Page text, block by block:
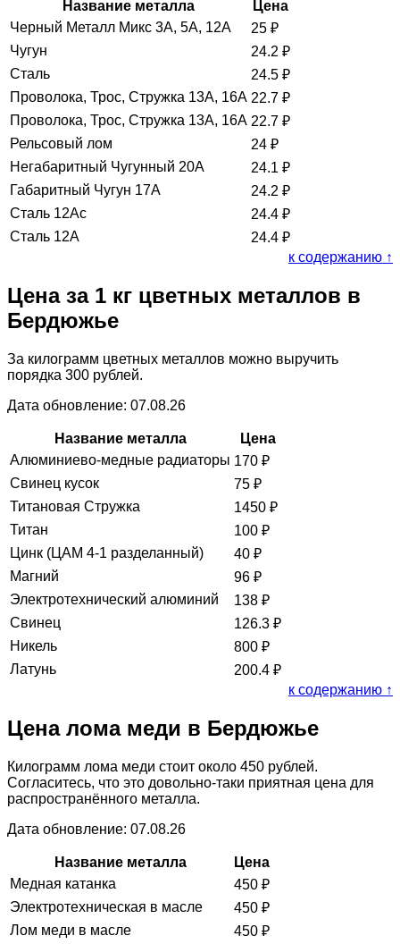
Название металла
Цена
Черный Металл Микс 3А, 5А, 12А
25 ₽
Чугун
24.2 ₽
Сталь
24.5 ₽
Проволока, Трос, Стружка 13А, 16А 22.7 ₽
Проволока, Трос, Стружка 13А, 16А 22.7 ₽
Рельсовый лом
24 ₽
Негабаритный Чугунный 20А
24.1 ₽
Габаритный Чугун 17А
24.2 ₽
Сталь 12Ас
24.4 ₽
Сталь 12А
24.4 ₽
к содержанию ↑
Цена за 1 кг цветных металлов в
Бердюжье
За килограмм цветных металлов можно выручить
порядка 300 рублей.
Дата обновление: 07.08.26
Название металла
Цена
Алюминиево-медные радиаторы 170 ₽
Свинец кусок
75 ₽
Титановая Стружка
1450 ₽
Титан
100 ₽
Цинк (ЦАМ 4-1 разделанный)
40 ₽
Магний
96 ₽
Электротехнический алюминий
138 ₽
Свинец
126.3 ₽
Никель
800 ₽
Латунь
200.4 ₽
к содержанию ↑
Цена лома меди в Бердюжье
Килограмм лома меди стоит около 450 рублей.
Согласитесь, что это довольно-таки приятная цена для
распространённого металла.
Дата обновление: 07.08.26
Название металла
Цена
Медная катанка
450 ₽
Электротехническая в масле
450 ₽
Лом меди в масле
450 ₽